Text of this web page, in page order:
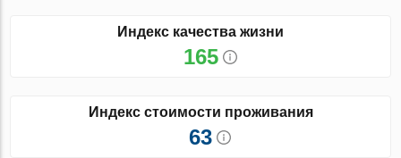
Индекс качества жизни
165
Индекс стоимости проживания
63